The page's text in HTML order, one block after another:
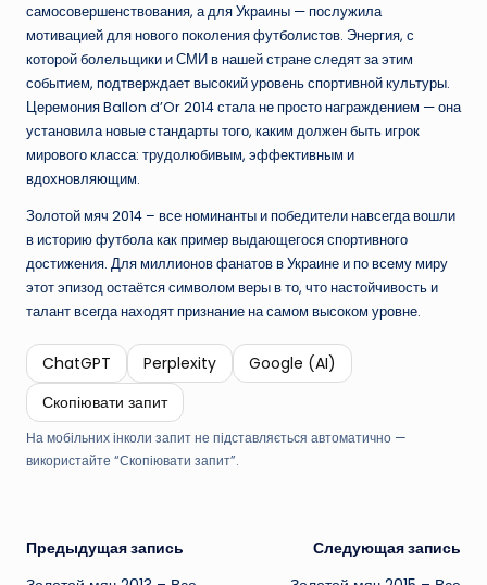
самосовершенствования, а для Украины — послужила
мотивацией для нового поколения футболистов. Энергия, с
которой болельщики и СМИ в нашей стране следят за этим
событием, подтверждает высокий уровень спортивной культуры.
Церемония Ballon d’Or 2014 стала не просто награждением — она
установила новые стандарты того, каким должен быть игрок
мирового класса: трудолюбивым, эффективным и
вдохновляющим.
Золотой мяч 2014 – все номинанты и победители навсегда вошли
в историю футбола как пример выдающегося спортивного
достижения. Для миллионов фанатов в Украине и по всему миру
этот эпизод остаётся символом веры в то, что настойчивость и
талант всегда находят признание на самом высоком уровне.
ChatGPT Perplexity
Google (AI)
Скопіювати запит
На мобільних інколи запит не підставляється автоматично —
використайте “Скопіювати запит”.
Навигация
Предыдущая запись Следующая запись